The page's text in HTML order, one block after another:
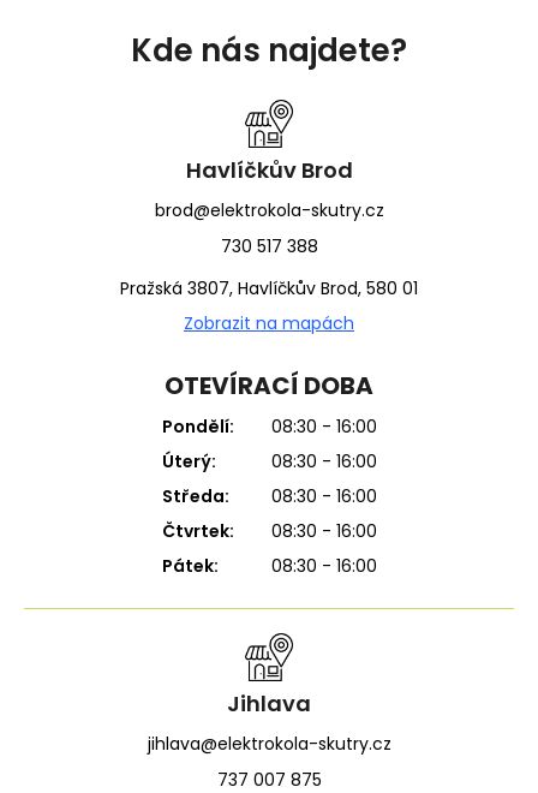
Kde nás najdete?
Havlíčkův Brod
brod@elektrokola-skutry.cz
730 517 388
Pražská 3807, Havlíčkův Brod, 580 01
Zobrazit na mapách
OTEVÍRACÍ DOBA
Pondělí:
08:30 - 16:00
Úterý:
08:30 - 16:00
Středa:
08:30 - 16:00
Čtvrtek:
08:30 - 16:00
Pátek:
08:30 - 16:00
Jihlava
jihlava@elektrokola-skutry.cz
737 007 875